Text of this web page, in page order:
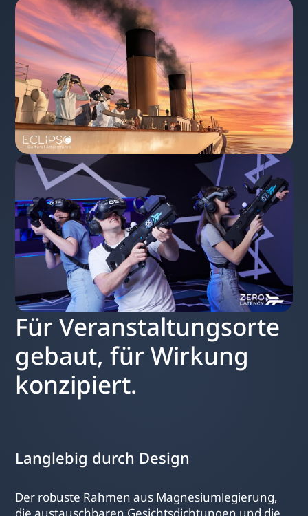
Für Veranstaltungsorte
gebaut, für Wirkung
konzipiert.
Langlebig durch Design
Der robuste Rahmen aus Magnesiumlegierung,